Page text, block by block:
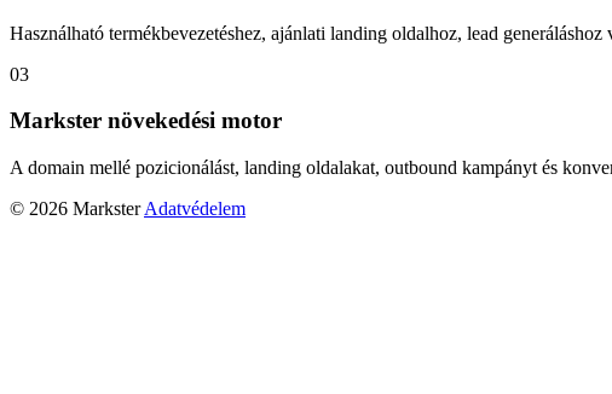
Használható termékbevezetéshez, ajánlati landing oldalhoz, lead generáláshoz
03
Markster növekedési motor
A domain mellé pozicionálást, landing oldalakat, outbound kampányt és
© 2026 Markster Adatvédelem